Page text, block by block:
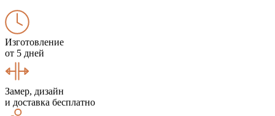
Изготовление
от 5 дней
Замер, дизайн
и доставка бесплатно